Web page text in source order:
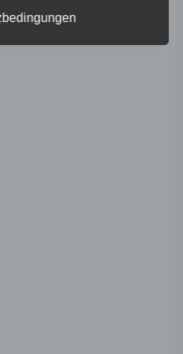
Daten sind alle
natürliche Person (im
eine natürliche
Zuordnung zu einer
Merkmalen, die
Identität dieser
sind, identifiziert werden